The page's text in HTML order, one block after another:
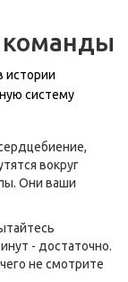
команды
истории
систему
вокруг
Они ваши
- достаточно.
не смотрите